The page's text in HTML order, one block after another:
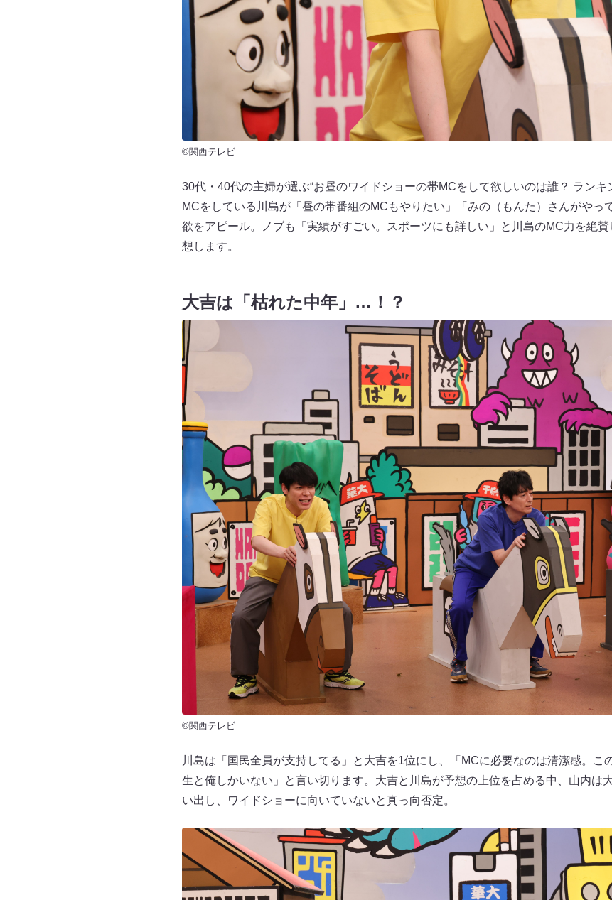
©関西テレビ
30代・40代の主婦が選ぶ“お昼のワイドショーの帯MCをして欲しいのは誰？ ランキ
MCをしている川島が「昼の帯番組のMCもやりたい」「みの（もんた）さんがやっ
欲をアピール。ノブも「実績がすごい。スポーツにも詳しい」と川島のMC力を絶
想します。
大吉は「枯れた中年」…！？
©関西テレビ
川島は「国民全員が支持してる」と大吉を1位にし、「MCに必要なのは清潔感。こ
生と俺しかいない」と言い切ります。大吉と川島が予想の上位を占める中、山内は
い出し、ワイドショーに向いていないと真っ向否定。